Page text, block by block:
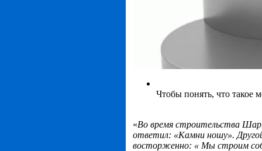
Чтобы понять, что такое
«Во время строительства
ответил: «Камни ношу».
восторженно: « Мы строим